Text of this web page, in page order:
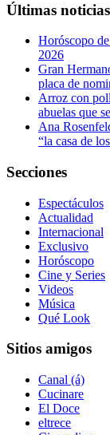
Últimas noticias
Horóscopo
2026
Gran
placa de
Arroz con
abuelas que
Ana
“la casa de
Secciones
Espectáculos
Actualidad
Internacional
Exclusivo
Horóscopo
Cine y Series
Videos
Música
Qué Look
Sitios amigos
Canal (á)
Cucinare
El Doce
eltrece